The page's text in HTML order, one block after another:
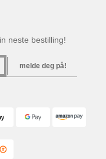
neste bestilling!
melde deg på!